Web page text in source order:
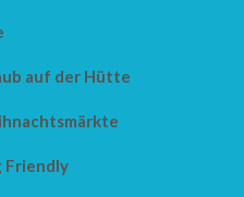
auf der Hütte
Friendly